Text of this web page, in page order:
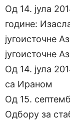
Од 14. јула
године:
југоисточне
југоисточне
Од 14. јула
са Ираном
Од 15.
Одбору за